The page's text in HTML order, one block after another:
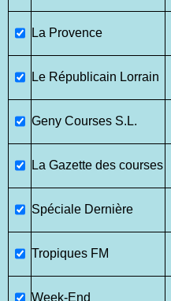
La Provence
Le Républicain Lorrain
Geny Courses S.L.
La Gazette des courses
Spéciale Dernière
Tropiques FM
Week-End